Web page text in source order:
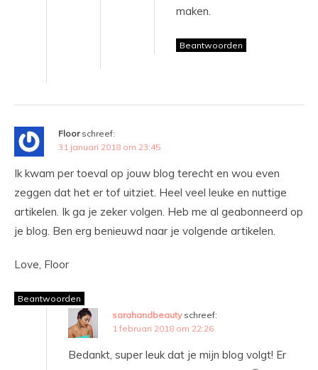
maken.
Beantwoorden
Floor schreef:
31 januari 2018 om 23:45
Ik kwam per toeval op jouw blog terecht en wou even
zeggen dat het er tof uitziet. Heel veel leuke en nuttige
artikelen. Ik ga je zeker volgen. Heb me al geabonneerd op
je blog. Ben erg benieuwd naar je volgende artikelen.
Love, Floor
Beantwoorden
sarahandbeauty schreef:
1 februari 2018 om 22:26
Bedankt, super leuk dat je mijn blog volgt! Er